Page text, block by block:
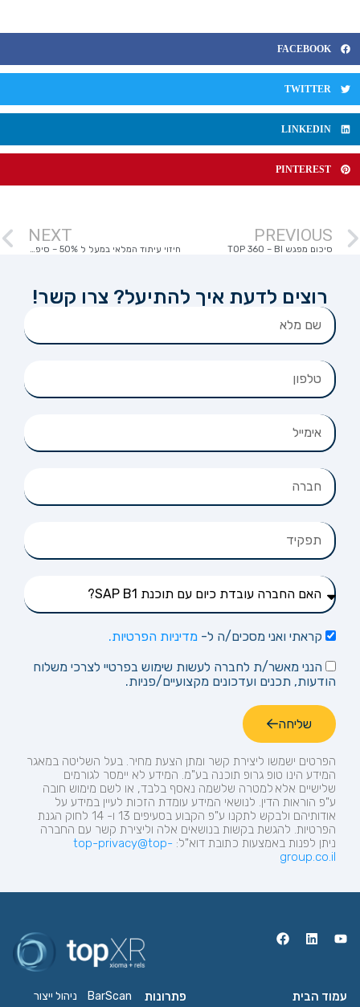
FACEBOOK
TWITTER
LINKEDIN
PINTEREST
PREVIOUS
סיכום מפגש TOP 360 – BI
NEXT
חיזוי עיתוד המלאי במעל ל 50% – סיפור הצלחה פלבורג
רוצים לדעת איך להתיעל? צרו קשר!
קראתי ואני מסכים/ה ל-מדיניות הפרטיות.
הנני מאשר/ת לחברה לעשות שימוש בפרטיי לצרכי משלוח
הודעות, תכנים ועדכונים מקצועיים/פניות.
שליחה
הפרטים ישמשו ליצירת קשר ומתן הצעת מחיר.בעל השליטה במאגר
המידע הינו טופגרופתוכנה בע"מ. המידע לא יימסר לגורמים
שלישיים אלא למטרה שלשמה נאסף בלבד, או לשם מימוש חובה
ע"פ הוראות הדין. לנושאי המידע עומדת הזכות לעיין במידע על
אודותיהם ולבקש לתקנו ע"פ הקבוע בסעיפים 13 ו- 14 לחוק הגנת
הפרטיות. להגשת בקשות בנושאים אלה וליצירת קשר עם החברה
ניתן לפנות באמצעות כתובתדוא"ל:top-privacy@top-
group.co.il
עמוד הבית פתרונות BarScan ניהול ייצור